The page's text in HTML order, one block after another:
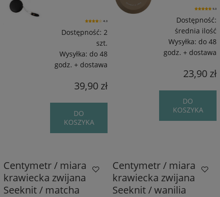
4.0
Dostępność: 2
szt.
Wysyłka: do 48
godz. + dostawa
39,90 zł
DO
KOSZYKA
5.0
Dostępność:
średnia ilość
Wysyłka: do 48
godz. + dostawa
23,90 zł
DO
KOSZYKA
Centymetr / miara
krawiecka zwijana
Seeknit / matcha
Centymetr / miara
krawiecka zwijana
Seeknit / wanilia